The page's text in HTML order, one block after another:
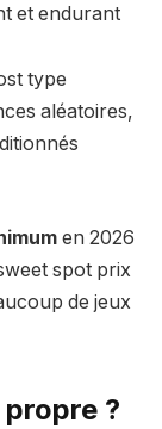
et endurant
type
aléatoires,
en 2026
spot prix
de jeux
?